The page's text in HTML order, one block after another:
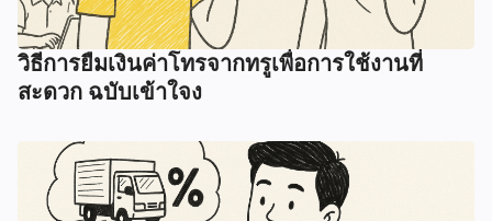
วิธีการยืมเงินค่าโทรจากทรูเพื่อการใช้งานที่
สะดวก ฉบับเข้าใจง